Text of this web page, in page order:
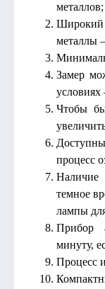
металлов;
металлы
Замер
условиях
Чтобы
процесс
Наличие
темное
лампы
Прибор
минуту,
Процесс